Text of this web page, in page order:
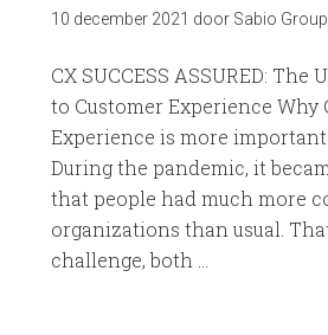
10 december 2021 door Sabio Group
CX SUCCESS ASSURED: The
to Customer Experience Why
Experience is more
During the pandemic, it
that people had much more
organizations than usual.
challenge, both …